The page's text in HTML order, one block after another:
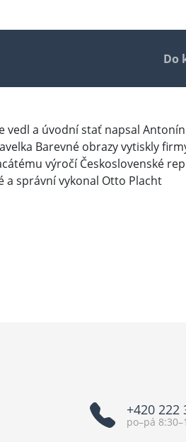
Do
vedl a úvodní stať napsal
Barevné obrazy vytiskly
výročí Československé
a správní vykonal Otto Placht
+420 222
po–pá